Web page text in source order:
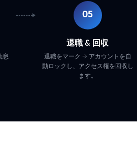
怠
05
退職 & 回収
退職をマーク → アカウントを自
動ロックし、アクセス権を回収し
ます。